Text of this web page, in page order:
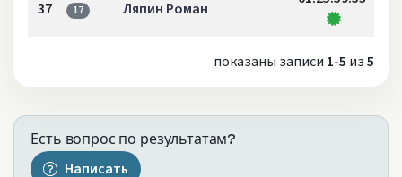
37 17 Ляпин Роман
показаны записи 1-5 из5
Есть вопрос по результатам?
Написать